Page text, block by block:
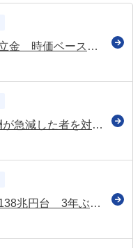
令和7年度決算結了後の年金積立金 時価ベースで302兆5,893億円 初の300兆円超え（厚労省）
療養、育児又は介護により報酬が急減した者を対象とした標準報酬月額の保険者算定の特例 令和9年1月から適用（厚労省）
令和6年度の社会保障給付費は138兆円台 3年ぶりの増加で過去2番目の水準（国立社会保障・人口問題研究所）